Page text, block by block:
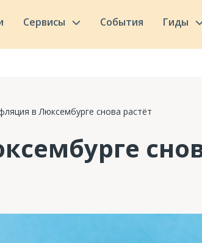
Сервисы События Гиды
в Люксембурге снова растёт